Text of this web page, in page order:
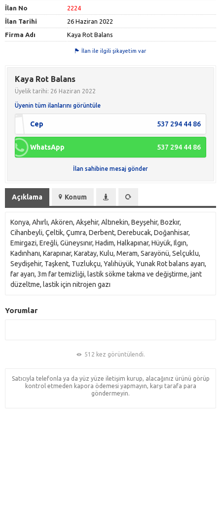
İlan No
2224
İlan Tarihi
26 Haziran 2022
Firma Adı
Kaya Rot Balans
İlan ile ilgili şikayetim var
Kaya Rot Balans
Üyelik tarihi: 26 Haziran 2022
Üyenin tüm ilanlarını görüntüle
Cep 537 294 44 86
WhatsApp 537 294 44 86
İlan sahibine mesaj gönder
Açıklama Konum
Konya, Ahırlı, Akören, Akşehir, Altınekin, Beyşehir, Bozkır,
Cihanbeyli, Çeltik, Çumra, Derbent, Derebucak, Doğanhisar,
Emirgazi, Ereğli, Güneysınır, Hadim, Halkapınar, Hüyük, Ilgın,
Kadınhanı, Karapınar, Karatay, Kulu, Meram, Sarayönü, Selçuklu,
Seydişehir, Taşkent, Tuzlukçu, Yalıhüyük, Yunak Rot balans ayarı,
far ayarı, 3m far temizliği, lastik sökme takma ve değiştirme, jant
düzeltme, lastik için nitrojen gazı
Yorumlar
512 kez görüntülendi.
Satıcıyla telefonla ya da yüz yüze iletişim kurup, alacağınız ürünü görüp
kontrol etmeden kapora ödemesi yapmayın, karşı tarafa para
göndermeyin.